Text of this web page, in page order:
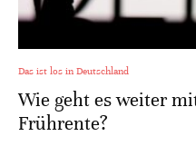
Das ist los in Deutschland
Wie geht es weiter
Frührente?